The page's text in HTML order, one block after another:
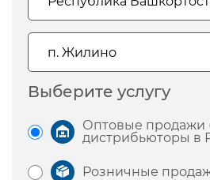
Выберите услугу
Оптовые продажи
дистрибьюторы в
Розничные